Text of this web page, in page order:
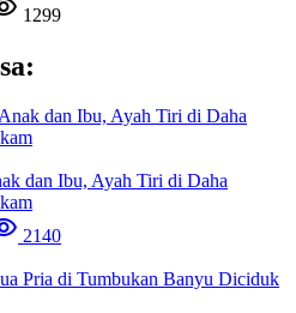
1299
dan Ibu, Ayah Tiri di Daha
2140
Pria di Tumbukan Banyu Diciduk